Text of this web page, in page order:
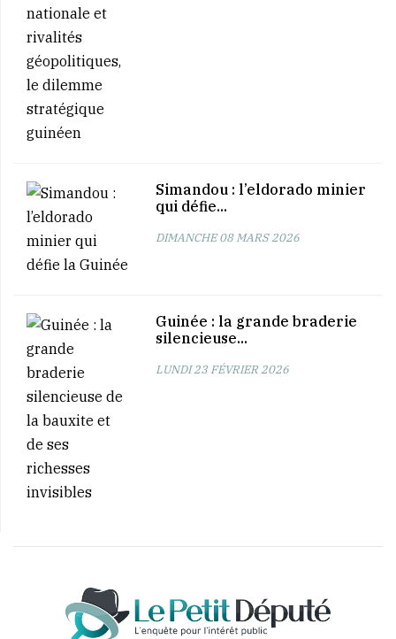
Simandou : l’eldorado minier
qui défie...
DIMANCHE 08 MARS 2026
Guinée : la grande braderie
silencieuse...
LUNDI 23 FÉVRIER 2026